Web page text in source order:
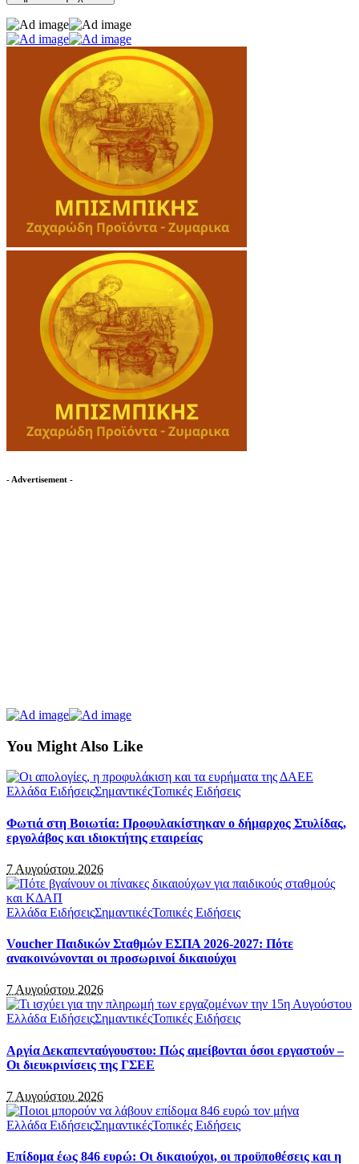
- Advertisement -
You Might Also Like
Ελλάδα ΕιδήσειςΣημαντικέςΤοπικές Ειδήσεις
Φωτιά στη Βοιωτία: Προφυλακίστηκαν ο δήμαρχος Στυλίδας,
εργολάβος και ιδιοκτήτης εταιρείας
7 Αυγούστου 2026
Ελλάδα ΕιδήσειςΣημαντικέςΤοπικές Ειδήσεις
Voucher Παιδικών Σταθμών ΕΣΠΑ 2026-2027: Πότε
ανακοινώνονται οι προσωρινοί δικαιούχοι
7 Αυγούστου 2026
Ελλάδα ΕιδήσειςΣημαντικέςΤοπικές Ειδήσεις
Αργία Δεκαπενταύγουστου: Πώς αμείβονται όσοι εργαστούν –
Οι διευκρινίσεις της ΓΣΕΕ
7 Αυγούστου 2026
Ελλάδα ΕιδήσειςΣημαντικέςΤοπικές Ειδήσεις
Επίδομα έως 846 ευρώ: Οι δικαιούχοι, οι προϋποθέσεις και η